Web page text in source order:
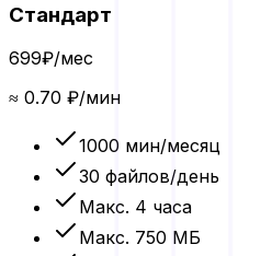
Стандарт
699₽/мес
≈ 0.70 ₽/мин
1000 мин/месяц
30 файлов/день
Макс. 4 часа
Макс. 750 МБ